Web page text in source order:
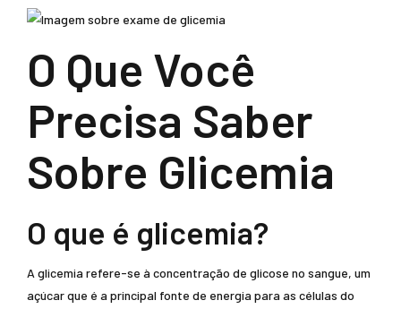
O Que Você
Precisa Saber
Sobre Glicemia
O que é glicemia?
A glicemia refere-se à concentração de glicose no sangue, um
açúcar que é a principal fonte de energia para as células do